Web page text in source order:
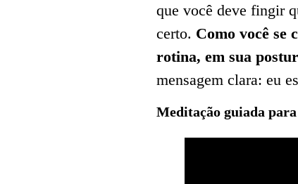
que você deve fingir
certo. Como você se
rotina, em sua
mensagem clara: eu
Meditação guiada